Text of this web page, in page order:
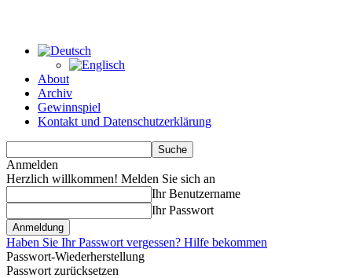
About
Archiv
Gewinnspiel
Kontakt und Datenschutzerklärung
Anmelden
Herzlich willkommen! Melden Sie sich an
Ihr Benutzername
Ihr Passwort
Haben Sie Ihr Passwort vergessen? Hilfe bekommen
Passwort-Wiederherstellung
Passwort zurücksetzen